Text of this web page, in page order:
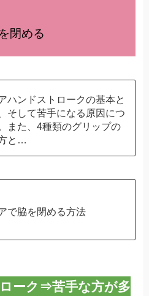
閉める
ハンドストロークの基本と
そして苦手になる原因につ
また、4種類のグリップの
と…
で脇を閉める方法
ーク⇒苦手な方が多